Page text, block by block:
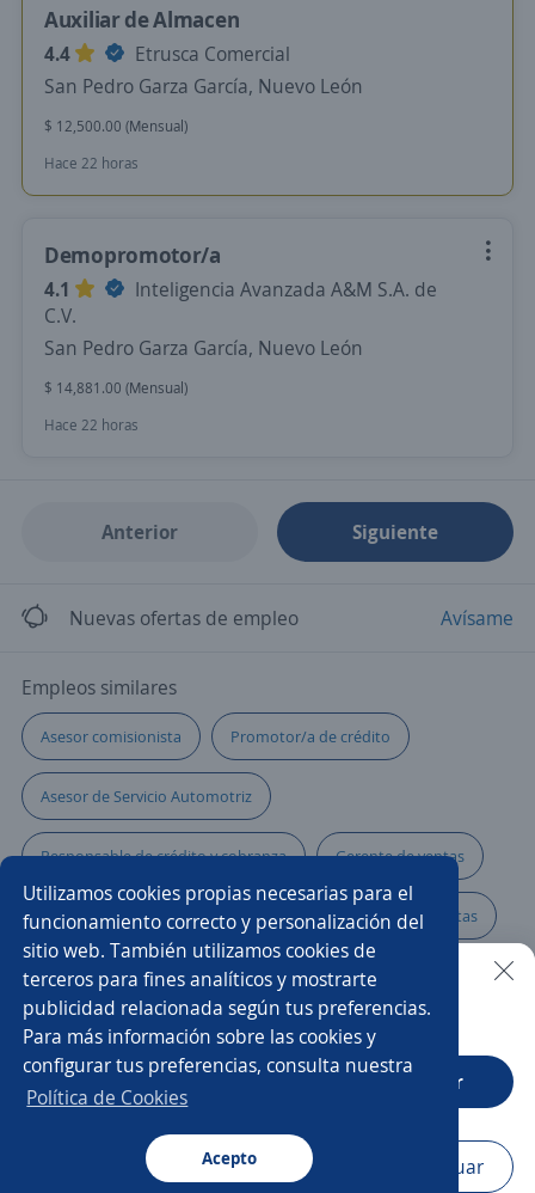
Utilizamos cookies propias necesarias para el
funcionamiento correcto y personalización del
sitio web. También utilizamos cookies de
terceros para fines analíticos y mostrarte
publicidad relacionada según tus preferencias.
Para más información sobre las cookies y
configurar tus preferencias, consulta nuestra
Política de Cookies
Acepto
Auxiliar de Almacen
4.4
Etrusca Comercial
San Pedro Garza García, Nuevo León
$ 12,500.00 (Mensual)
Hace 22 horas
Demopromotor/a
4.1
Inteligencia Avanzada A&M S.A. de
C.V.
San Pedro Garza García, Nuevo León
$ 14,881.00 (Mensual)
Hace 22 horas
Anterior Siguiente
Nuevas ofertas de empleo Avísame
Empleos similares
Asesor comisionista Promotor/a de crédito
Asesor de Servicio Automotriz
Responsable de crédito y cobranza Gerente de ventas
Gerente tienda Ejecutivo de ventas Chófer ventas
Subgerente Vendedor campo
Chófer vendedor al detalle Coordinador/a
Agentes de preventa
Promotor/a de telefonía
Buscar es más fácil en la app
CT App Abrir
Navegador Continuar